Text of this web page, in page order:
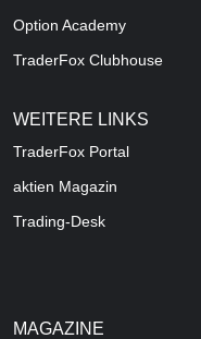
Option Academy
TraderFox Clubhouse
WEITERE LINKS
TraderFox Portal
aktien Magazin
Trading-Desk
MAGAZINE